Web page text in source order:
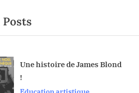
Une histoire de James Blond
!